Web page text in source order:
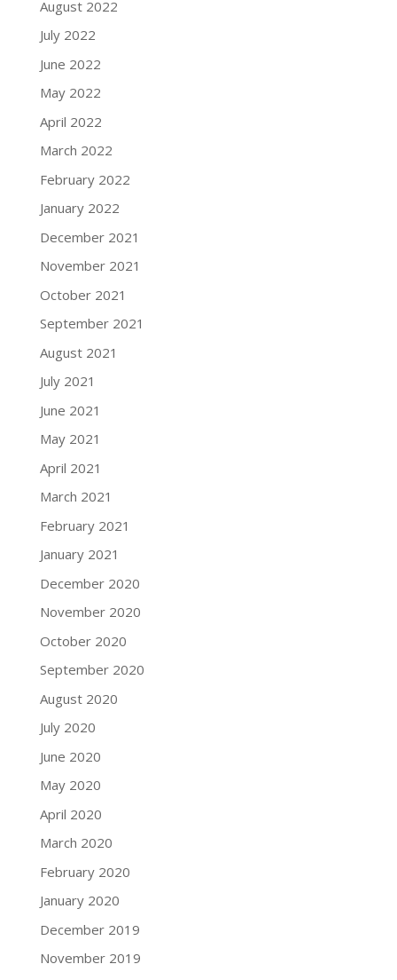
August 2022
July 2022
June 2022
May 2022
April 2022
March 2022
February 2022
January 2022
December 2021
November 2021
October 2021
September 2021
August 2021
July 2021
June 2021
May 2021
April 2021
March 2021
February 2021
January 2021
December 2020
November 2020
October 2020
September 2020
August 2020
July 2020
June 2020
May 2020
April 2020
March 2020
February 2020
January 2020
December 2019
November 2019